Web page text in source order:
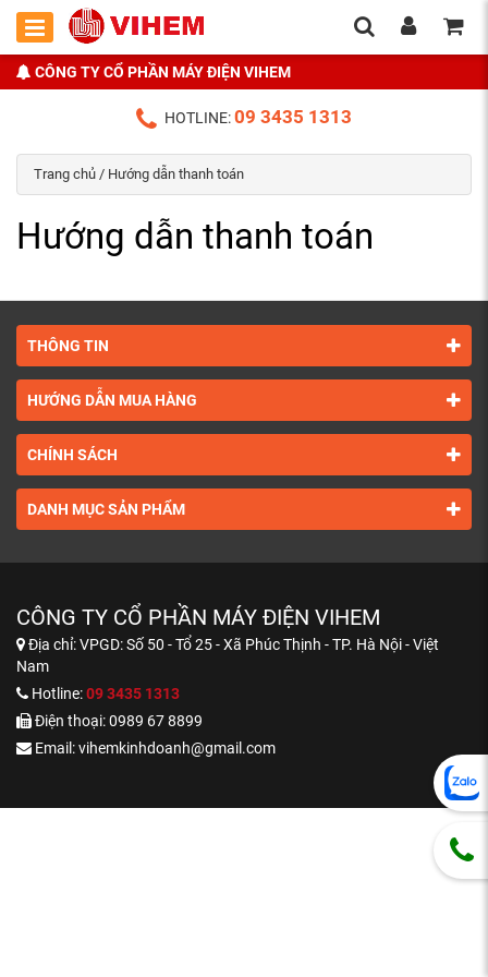
CÔNG TY CỔ PHẦN MÁY ĐIỆN VIHEM
HOTLINE:09 3435 1313
Trang chủ / Hướng dẫn thanh toán
Hướng dẫn thanh toán
THÔNG TIN
HƯỚNG DẪN MUA HÀNG
CHÍNH SÁCH
DANH MỤC SẢN PHẨM
CÔNG TY CỔ PHẦN MÁY ĐIỆN VIHEM
Địa chỉ:VPGD: Số 50 - Tổ 25 - Xã Phúc Thịnh - TP. Hà Nội - Việt
Nam
Hotline:09 3435 1313
Điện thoại:0989 67 8899
Email:vihemkinhdoanh@gmail.com